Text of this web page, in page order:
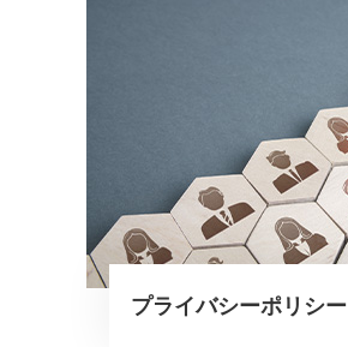
プライバシーポリシー